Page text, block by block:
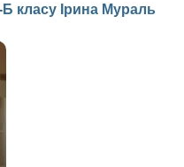
класу Ірина Мураль